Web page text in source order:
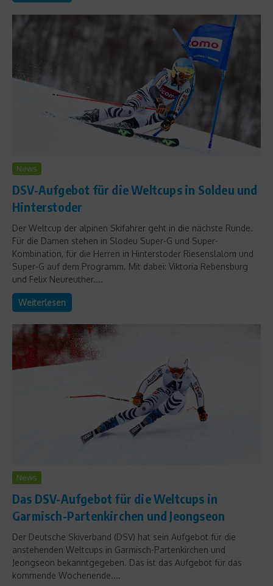
News
DSV-Aufgebot für die Weltcups in Soldeu und
Hinterstoder
Der Weltcup der alpinen Skifahrer geht in die nächste Runde.
Für die Damen stehen in Slodeu Super-G und Super-
Kombination, für die Herren in Hinterstoder Riesenslalom und
Super-G auf dem Programm. Mit dabei: Viktoria Rebensburg
und Felix Neureuther....
Weiterlesen
News
Das DSV-Aufgebot für die Weltcups in
Garmisch-Partenkirchen und Jeongseon
Der Deutsche Skiverband (DSV) hat sein Aufgebot für die
anstehenden Weltcups in Garmisch-Partenkirchen und
Jeongseon bekanntgegeben. Das ist das Aufgebot für das
kommende Wochenende....